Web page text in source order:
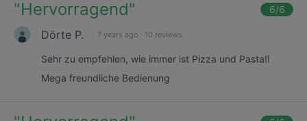
"Hervorragend" 6/6
Dörte P. 7 years ago · 10 reviews
Sehr zu empfehlen, wie immer ist Pizza und Pasta!!
Mega freundliche Bedienung